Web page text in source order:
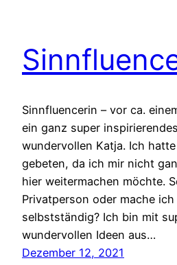
Sinnfluencerin – vor ca.
ein ganz super
wundervollen Katja. Ich
gebeten, da ich mir nicht
hier weitermachen möchte.
Privatperson oder mache
selbstständig? Ich bin mit
wundervollen Ideen aus…
Dezember 12, 2021